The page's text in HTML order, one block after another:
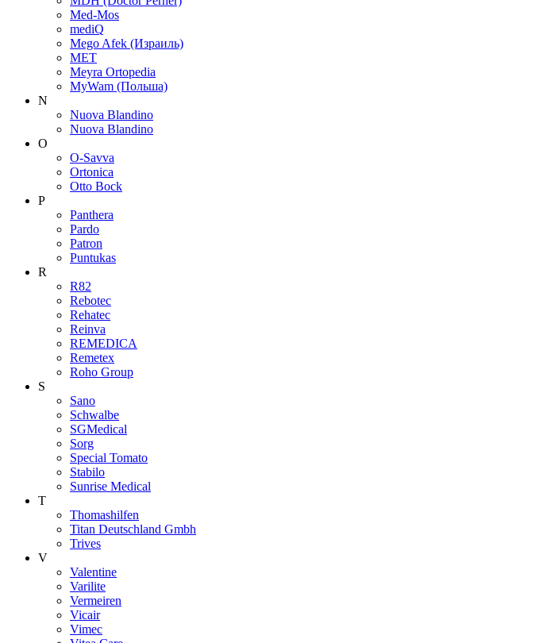
Med-Mos
mediQ
Mego Afek (Израиль)
MET
Meyra Ortopedia
MyWam (Польша)
N
Nuova Blandino
Nuova Blandino
O
O-Savva
Ortonica
Otto Bock
P
Panthera
Pardo
Patron
Puntukas
R
R82
Rebotec
Rehatec
Reinva
REMEDICA
Remetex
Roho Group
S
Sano
Schwalbe
SGMedical
Sorg
Special Tomato
Stabilo
Sunrise Medical
T
Thomashilfen
Titan Deutschland Gmbh
Trives
V
Valentine
Varilite
Vermeiren
Vicair
Vimec